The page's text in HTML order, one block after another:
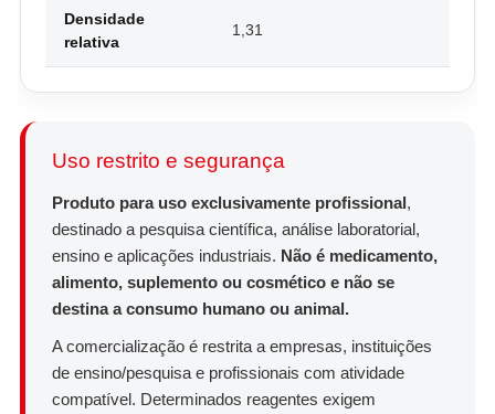
Densidade
relativa
1,31
Uso restrito e segurança
Produto para uso exclusivamente profissional,
destinado a pesquisa científica, análise laboratorial,
ensino e aplicações industriais. Não é medicamento,
alimento, suplemento ou cosmético e não se
destina a consumo humano ou animal.
A comercialização é restrita a empresas, instituições
de ensino/pesquisa e profissionais com atividade
compatível. Determinados reagentes exigem